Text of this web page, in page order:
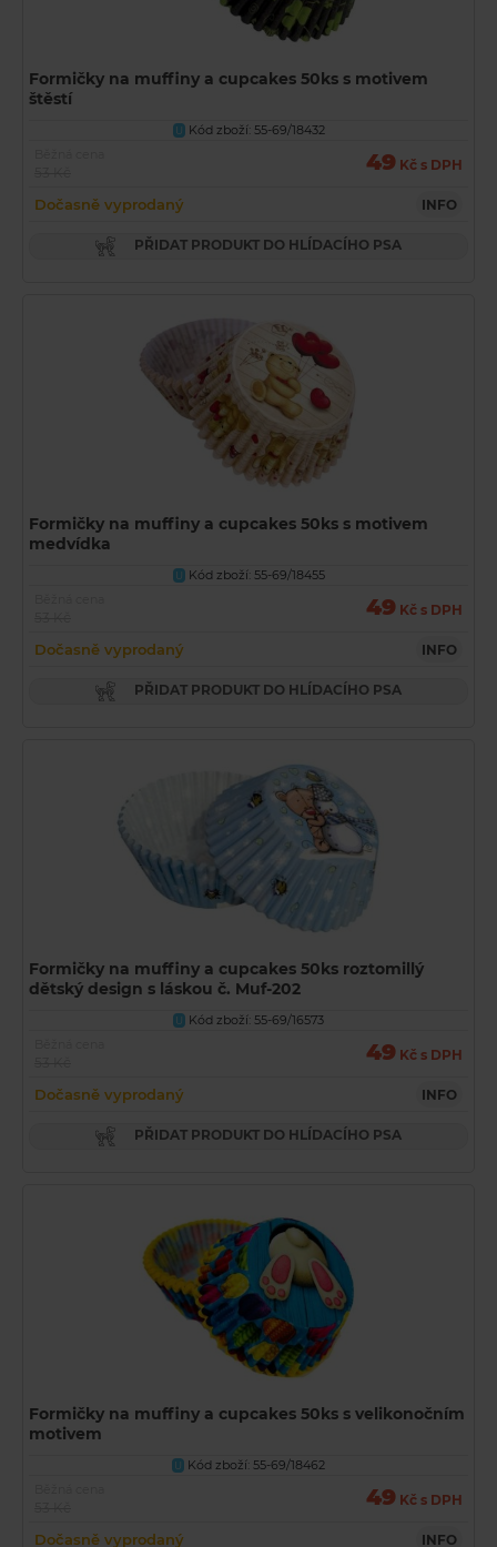
Formičky na muffiny a cupcakes 50ks s motivem
štěstí
U Kód zboží: 55-69/18432
49 Kč s DPH
Dočasně vyprodaný INFO
PŘIDAT PRODUKT DO HLÍDACÍHO PSA
Formičky na muffiny a cupcakes 50ks s motivem
medvídka
U Kód zboží: 55-69/18455
49 Kč s DPH
Dočasně vyprodaný INFO
PŘIDAT PRODUKT DO HLÍDACÍHO PSA
Formičky na muffiny a cupcakes 50ks roztomillý
dětský design s láskou č. Muf-202
U
Kód zboží: 55-69/16573
49 Kč s DPH
Dočasně vyprodaný INFO
PŘIDAT PRODUKT DO HLÍDACÍHO PSA
Formičky na muffiny a cupcakes 50ks s velikonočním
motivem
U
Kód zboží: 55-69/18462
49 Kč s DPH
Dočasně vyprodaný INFO